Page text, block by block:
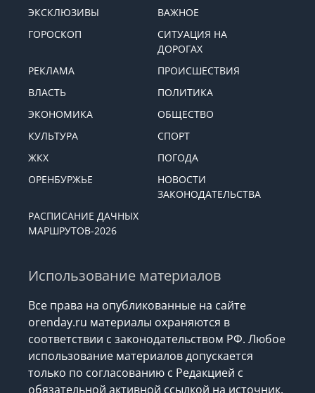
ЭКСКЛЮЗИВЫ
ВАЖНОЕ
ГОРОСКОП
СИТУАЦИЯ НА
ДОРОГАХ
РЕКЛАМА
ПРОИСШЕСТВИЯ
ВЛАСТЬ
ПОЛИТИКА
ЭКОНОМИКА
ОБЩЕСТВО
КУЛЬТУРА
СПОРТ
ЖКХ
ПОГОДА
ОРЕНБУРЖЬЕ
НОВОСТИ
ЗАКОНОДАТЕЛЬСТВА
РАСПИСАНИЕ ДАЧНЫХ
МАРШРУТОВ-2026
Использование материалов
Все права на опубликованные на сайте
orenday.ru материалы охраняются в
соответствии с законодательством РФ. Любое
использование материалов допускается
только по согласованию с Редакцией с
обязательной активной ссылкой на источник.